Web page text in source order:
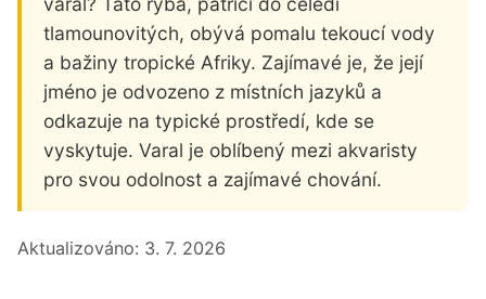
tlamounovitých, obývá pomalu tekoucí vody
a bažiny tropické Afriky. Zajímavé je, že její
jméno je odvozeno z místních jazyků a
odkazuje na typické prostředí, kde se
vyskytuje. Varal je oblíbený mezi akvaristy
pro svou odolnost a zajímavé chování.
Aktualizováno: 3. 7. 2026